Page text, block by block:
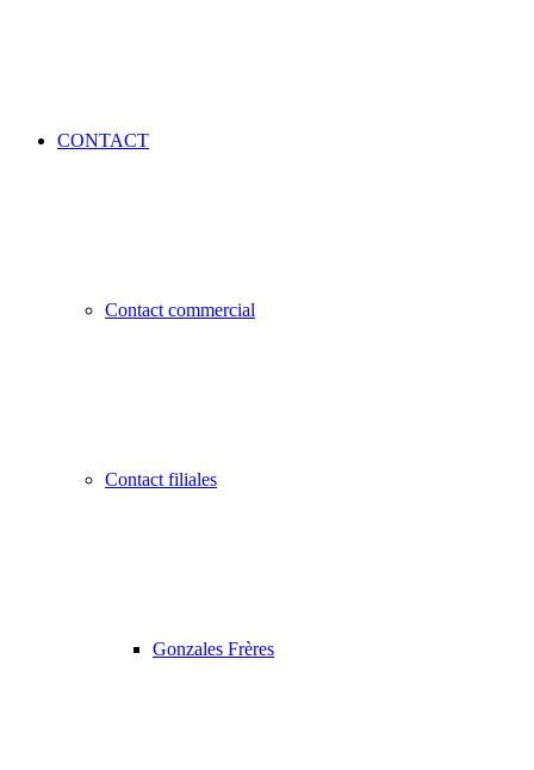
CONTACT
Contact commercial
Contact filiales
Gonzales Frères